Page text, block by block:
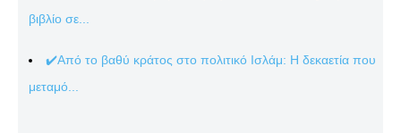
βιβλίο σε...
✔️Από το βαθύ κράτος στο πολιτικό Ισλάμ: Η δεκαετία που
μεταμό...